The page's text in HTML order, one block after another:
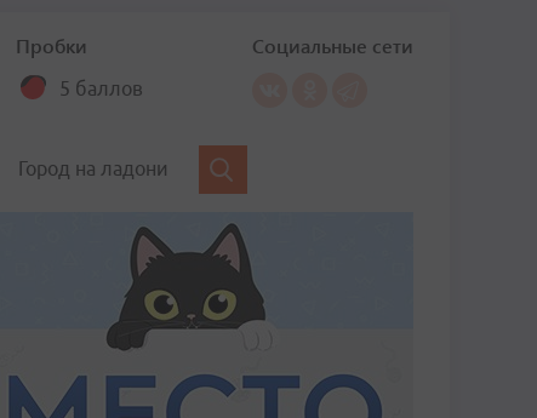
Пробки
5 баллов
Социальные сети
Город на ладони